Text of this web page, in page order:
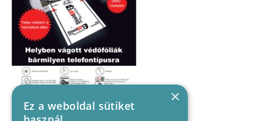
×
Ez a weboldal sütiket